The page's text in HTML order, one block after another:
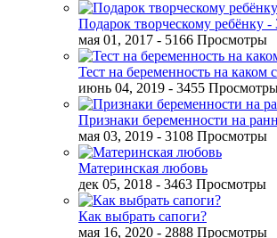
Подарок творческому ребёнку -
мая 01, 2017 - 5166 Просмотры
Тест на беременность на каком
июнь 04, 2019 - 3455
Признаки беременности на
мая 03, 2019 - 3108 Просмотры
Материнская любовь
дек 05, 2018 - 3463 Просмотры
Как выбрать сапоги?
мая 16, 2020 - 2888 Просмотры